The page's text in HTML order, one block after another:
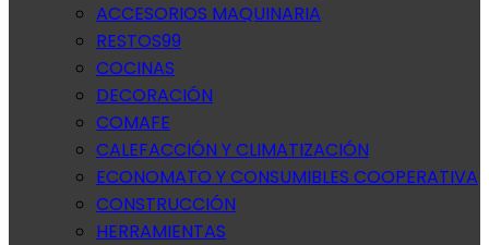
ACCESORIOS MAQUINARIA
RESTOS99
COCINAS
DECORACIÓN
COMAFE
CALEFACCIÓN Y CLIMATIZACIÓN
ECONOMATO Y CONSUMIBLES COOPERATIVA
CONSTRUCCIÓN
HERRAMIENTAS